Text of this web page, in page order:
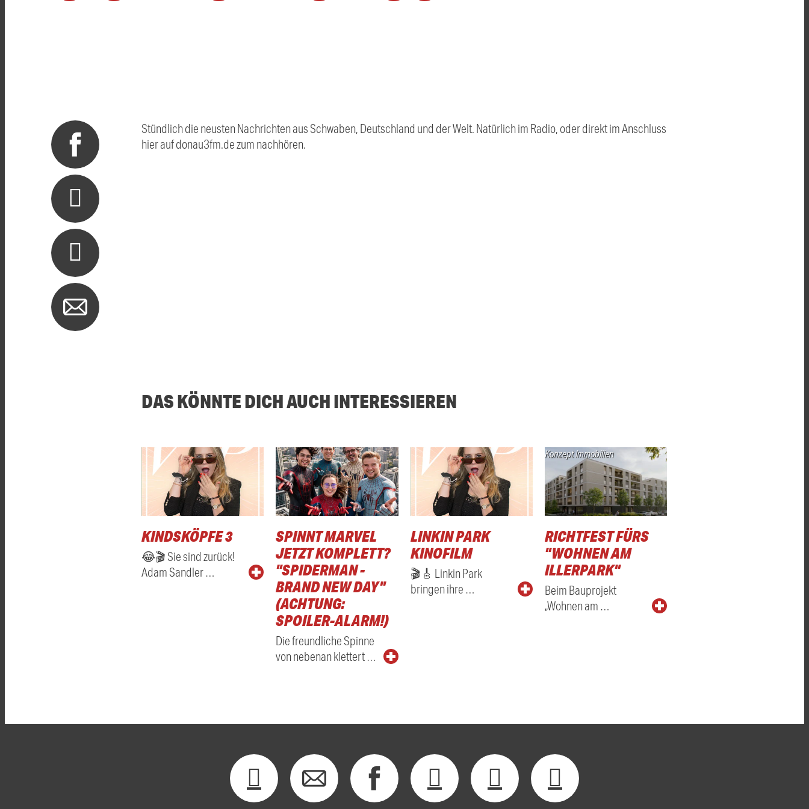
Stündlich die neusten Nachrichten aus Schwaben, Deutschland und der Welt. Natürlich im Radio, oder direkt im Anschluss
hier auf donau3fm.de zum nachhören.
DAS KÖNNTE DICH AUCH INTERESSIEREN
KINDSKÖPFE 3
😂🎬 Sie sind zurück!
Adam Sandler …
SPINNT MARVEL
JETZT KOMPLETT?
"SPIDERMAN -
BRAND NEW DAY"
(ACHTUNG:
SPOILER-ALARM!)
Die freundliche Spinne
von nebenan klettert …
LINKIN PARK
KINOFILM
🎬🎸 Linkin Park
bringen ihre …
Konzept Immobilien
RICHTFEST FÜRS
"WOHNEN AM
ILLERPARK"
Beim Bauprojekt
„Wohnen am …